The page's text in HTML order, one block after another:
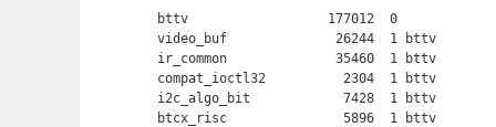
bttv                  177012  0
video_buf              26244  1 bttv
ir_common              35460  1 bttv
compat_ioctl32          2304  1 bttv
i2c_algo_bit            7428  1 bttv
btcx_risc               5896  1 bttv